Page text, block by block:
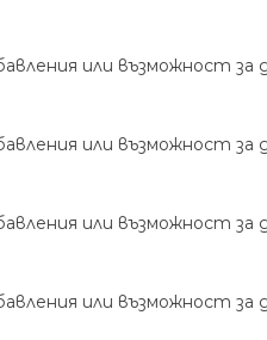
или възможност за
или възможност за
или възможност за
или възможност за